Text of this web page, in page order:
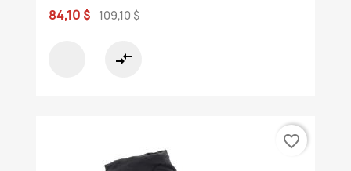
84,10 $ 109,10 $
compare_arrows
favorite_border